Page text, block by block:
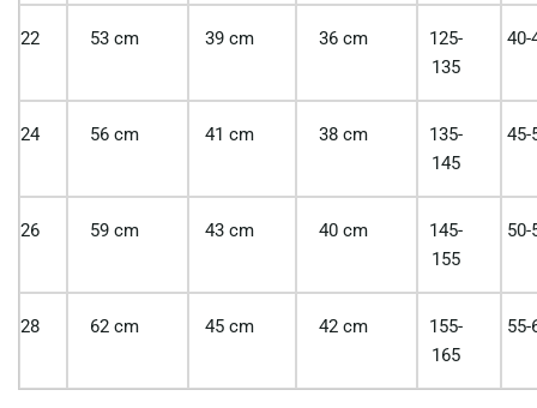
22 53 cm 39 cm 36 cm
125-
135
40-
24 56 cm 41 cm 38 cm
135-
145
45-
26 59 cm 43 cm 40 cm
145-
155
50-
28 62 cm 45 cm 42 cm
155-
165
55-